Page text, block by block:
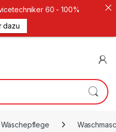
Wäschepflege
60 - 100%
dazu